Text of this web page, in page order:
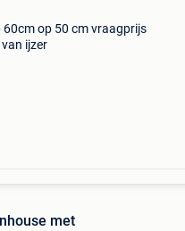
60cm op 50 cm vraagprijs
ijzer
met